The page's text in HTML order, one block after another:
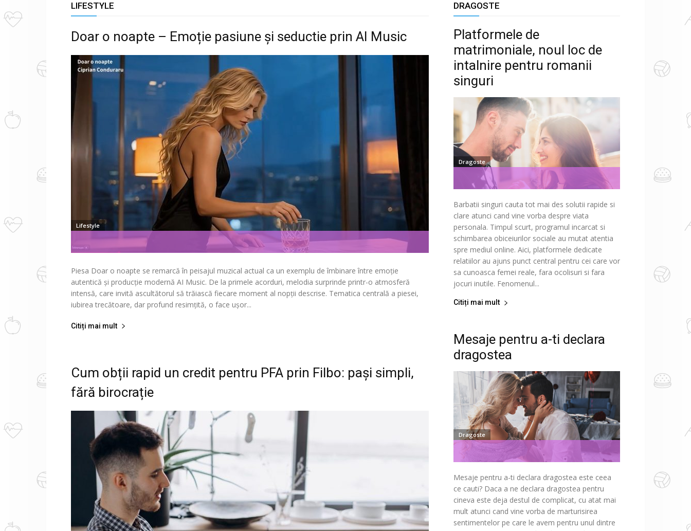
LIFESTYLE
Doar o noapte – Emoție pasiune și seductie prin AI Music
Lifestyle
Piesa Doar o noapte se remarcă în peisajul muzical actual ca un exemplu de îmbinare între emoție
autentică și producție modernă AI Music. De la primele acorduri, melodia surprinde printr-o atmosferă
intensă, care invită ascultătorul să trăiască fiecare moment al nopții descrise. Tematica centrală a piesei,
iubirea trecătoare, dar profund resimțită, o face ușor...
Citiți mai mult
Cum obții rapid un credit pentru PFA prin Filbo: pași simpli,
fără birocrație
DRAGOSTE
Platformele de
matrimoniale, noul loc de
intalnire pentru romanii
singuri
Dragoste
Barbatii singuri cauta tot mai des solutii rapide si
clare atunci cand vine vorba despre viata
personala. Timpul scurt, programul incarcat si
schimbarea obiceiurilor sociale au mutat atentia
spre mediul online. Aici, platformele dedicate
relatiilor au ajuns punct central pentru cei care vor
sa cunoasca femei reale, fara ocolisuri si fara
jocuri inutile. Fenomenul...
Citiți mai mult
Mesaje pentru a-ti declara
dragostea
Dragoste
Mesaje pentru a-ti declara dragostea este ceea
ce cauti? Daca a ne declara dragostea pentru
cineva este deja destul de complicat, cu atat mai
mult atunci cand vine vorba de marturisirea
sentimentelor pe care le avem pentru unul dintre